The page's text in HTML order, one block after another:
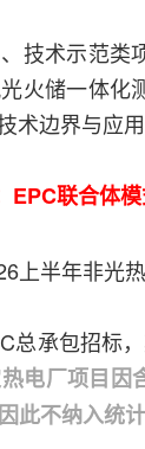
技术示范类
火储一体化
边界与应用
EPC联合体
总承包招标
热电厂项目
此不纳入统计